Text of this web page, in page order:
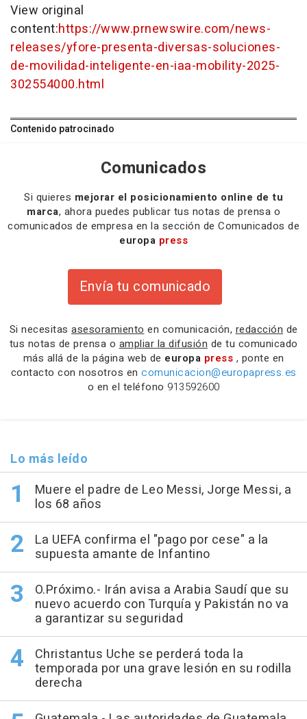
View original
content:https://www.prnewswire.com/news-
releases/yfore-presenta-diversas-soluciones-
de-movilidad-inteligente-en-iaa-mobility-2025-
302554000.html
Contenido patrocinado
Comunicados
Si quieres mejorar el posicionamiento online de tu
marca, ahora puedes publicar tus notas de prensa o
comunicados de empresa en la sección de Comunicados de
europa press
Envía tu comunicado
Si necesitas asesoramiento en comunicación, redacción de
tus notas de prensa o ampliar la difusión de tu comunicado
más allá de la página web de europa press , ponte en
contacto con nosotros en comunicacion@europapress.es
o en el teléfono 913592600
Lo más leído
Muere el padre de Leo Messi, Jorge Messi, a
los 68 años
La UEFA confirma el "pago por cese" a la
supuesta amante de Infantino
O.Próximo.- Irán avisa a Arabia Saudí que su
nuevo acuerdo con Turquía y Pakistán no va
a garantizar su seguridad
Christantus Uche se perderá toda la
temporada por una grave lesión en su rodilla
derecha